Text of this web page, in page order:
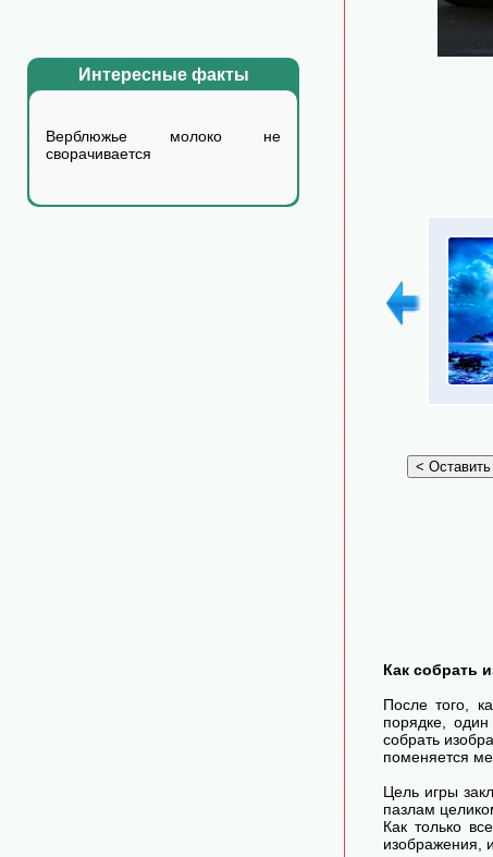
Интересные факты
Верблюжье молоко не
сворачивается
Как собрать
После того,
порядке,
собрать
поменяется
Цель игры
пазлам
Как только
изображения,